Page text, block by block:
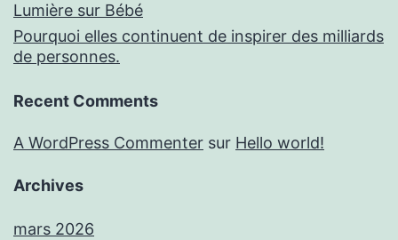
Lumière sur Bébé
Pourquoi elles continuent de inspirer des milliards
de personnes.
Recent Comments
A WordPress Commenter sur Hello world!
Archives
mars 2026